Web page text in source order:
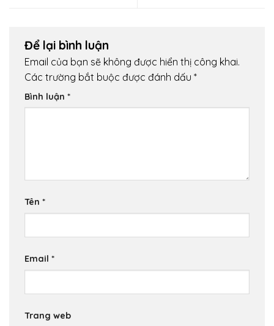
Để lại bình luận
Email của bạn sẽ không được hiển thị công khai.
Các trường bắt buộc được đánh dấu *
Bình luận *
Tên *
Email *
Trang web